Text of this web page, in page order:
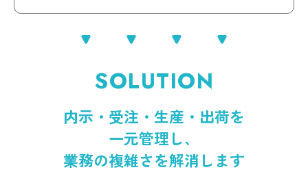
SOLUTION
内示・受注・生産・出荷を
一元管理し、
業務の複雑さを解消します